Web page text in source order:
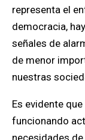
representa el
democracia,
señales de
de menor
nuestras
Es evidente que la democracia, así como está
funcionando